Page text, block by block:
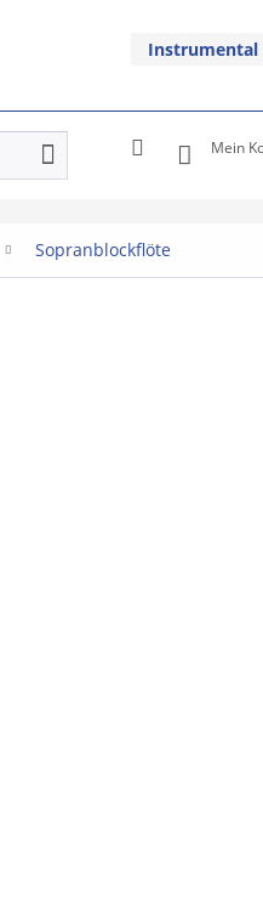
Instrumental
Mein
Sopranblockflöte